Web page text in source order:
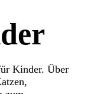
Kinder. Über